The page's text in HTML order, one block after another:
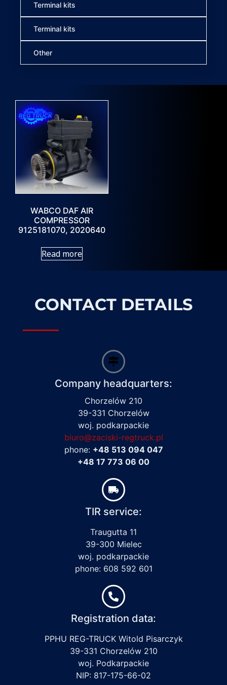
Terminal kits
Terminal kits
Other
WABCO DAF AIR
COMPRESSOR
9125181070, 2020640
Read more
CONTACT DETAILS
Company headquarters:
Chorzelów 210
39-331 Chorzelów
woj. podkarpackie
biuro@zaciski-regtruck.pl
phone: +48 513 094 047
+48 17 773 06 00
TIR service:
Traugutta 11
39-300 Mielec
woj. podkarpackie
phone: 608 592 601
Registration data:
PPHU REG-TRUCK Witold Pisarczyk
39-331 Chorzelów 210
woj. Podkarpackie
NIP: 817-175-66-02